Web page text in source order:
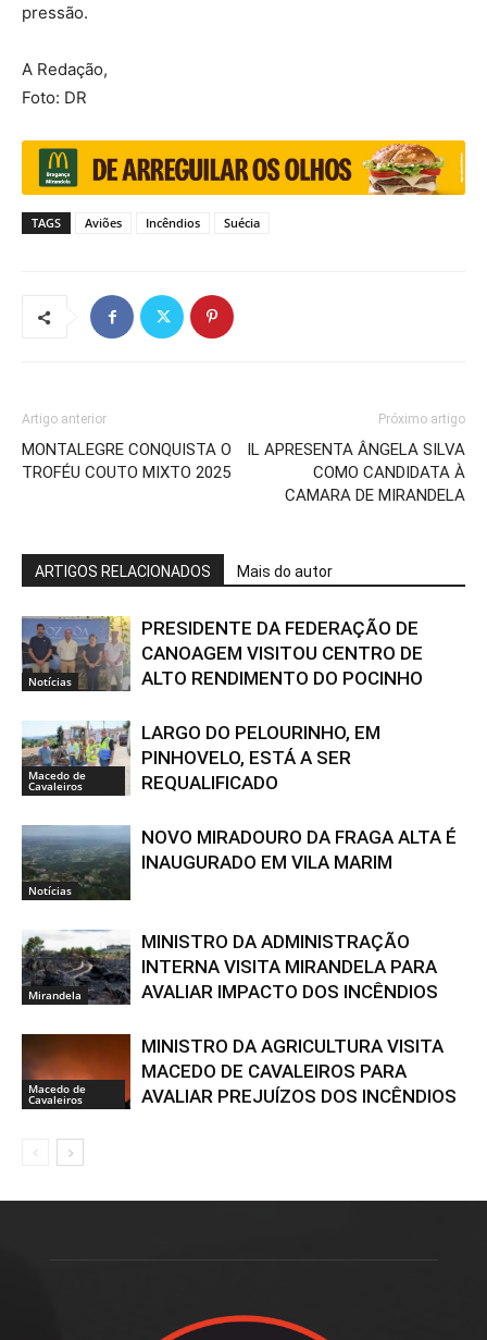
pressão.
A Redação,
Foto: DR
TAGS Aviões Incêndios Suécia
Artigo anterior
MONTALEGRE CONQUISTA O
TROFÉU COUTO MIXTO 2025
Próximo artigo
IL APRESENTA ÂNGELA SILVA
COMO CANDIDATA À
CAMARA DE MIRANDELA
ARTIGOS RELACIONADOS Mais do autor
Notícias
PRESIDENTE DA FEDERAÇÃO DE
CANOAGEM VISITOU CENTRO DE
ALTO RENDIMENTO DO POCINHO
Macedo de
Cavaleiros
LARGO DO PELOURINHO, EM
PINHOVELO, ESTÁ A SER
REQUALIFICADO
Notícias
NOVO MIRADOURO DA FRAGA ALTA É
INAUGURADO EM VILA MARIM
Mirandela
MINISTRO DA ADMINISTRAÇÃO
INTERNA VISITA MIRANDELA PARA
AVALIAR IMPACTO DOS INCÊNDIOS
Macedo de
Cavaleiros
MINISTRO DA AGRICULTURA VISITA
MACEDO DE CAVALEIROS PARA
AVALIAR PREJUÍZOS DOS INCÊNDIOS